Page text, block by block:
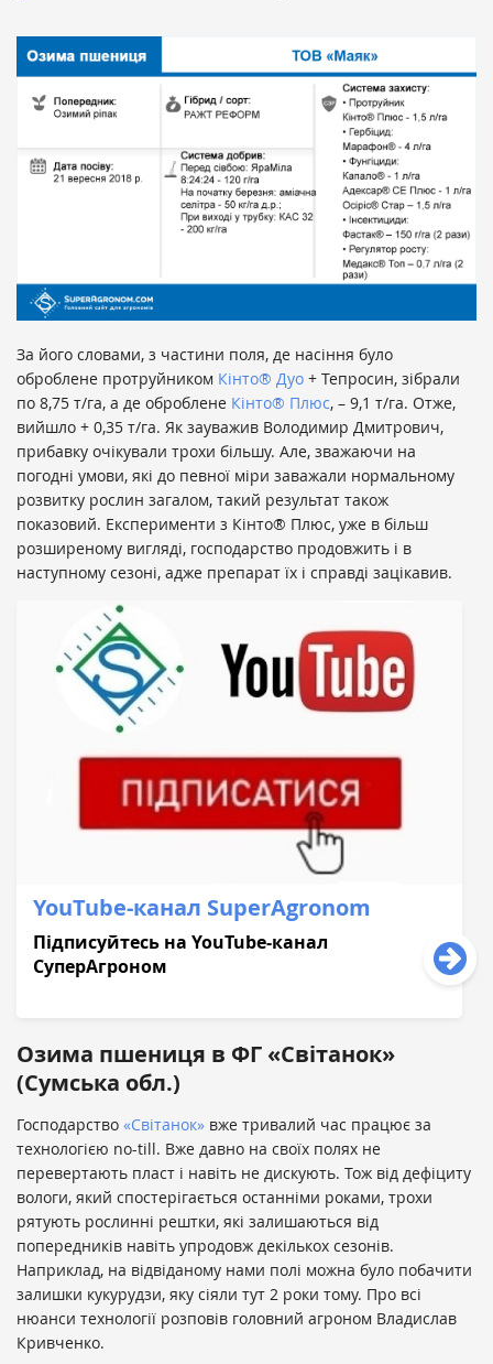
За його словами, з частини поля, де насіння було
оброблене протруйником Кінто® Дуо + Тепросин, зібрали
по 8,75 т/га, а де оброблене Кінто® Плюс, – 9,1 т/га. Отже,
вийшло + 0,35 т/га. Як зауважив Володимир Дмитрович,
прибавку очікували трохи більшу. Але, зважаючи на
погодні умови, які до певної міри заважали нормальному
розвитку рослин загалом, такий результат також
показовий. Експерименти з Кінто® Плюс, уже в більш
розширеному вигляді, господарство продовжить і в
наступному сезоні, адже препарат їх і справді зацікавив.
YouTube-кaнaл SuperAgronom
Підписуйтесь нa YouTube-кaнaл
СуперAгроном
Озима пшениця в ФГ «Світанок»
(Сумська обл.)
Господарство «Світанок» вже тривалий час працює за
технологією no-till. Вже давно на своїх полях не
перевертають пласт і навіть не дискують. Тож від дефіциту
вологи, який спостерігається останніми роками, трохи
рятують рослинні рештки, які залишаються від
попередників навіть упродовж декількох сезонів.
Наприклад, на відвіданому нами полі можна було побачити
залишки кукурудзи, яку сіяли тут 2 роки тому. Про всі
нюанси технології розповів головний агроном Владислав
Кривченко.